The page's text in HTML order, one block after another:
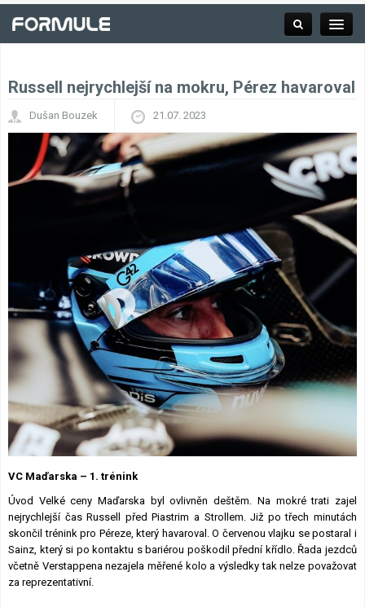
Závodní série
Kalendář F1
Výsledky F1
Týmy a jezdci F1
Okruhy F1
Lexikon F1
Russell nejrychlejší na mokru, Pérez havaroval
Dušan Bouzek 21.07. 2023
VC Maďarska – 1. trénink
Úvod Velké ceny Maďarska byl ovlivněn deštěm. Na mokré trati zajel
nejrychlejší čas Russell před Piastrim a Strollem. Již po třech minutách
skončil trénink pro Péreze, který havaroval. O červenou vlajku se postaral i
Sainz, který si po kontaktu s bariérou poškodil přední křídlo. Řada jezdců
včetně Verstappena nezajela měřené kolo a výsledky tak nelze považovat
za reprezentativní.